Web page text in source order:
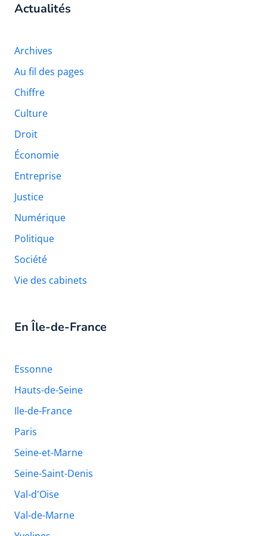
Actualités
Archives
Au fil des pages
Chiffre
Culture
Droit
Économie
Entreprise
Justice
Numérique
Politique
Société
Vie des cabinets
En Île-de-France
Essonne
Hauts-de-Seine
Ile-de-France
Paris
Seine-et-Marne
Seine-Saint-Denis
Val-d'Oise
Val-de-Marne